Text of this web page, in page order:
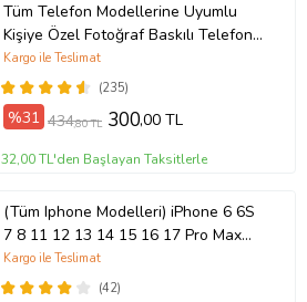
Tüm Telefon Modellerine Uyumlu
Kişiye Özel Fotoğraf Baskılı Telefon
Kılıfı
(235)
Kargo ile Teslimat
%31 434,80 TL 300,00 TL
32,00 TL'den Başlayan Taksitlerle
(Tüm Iphone Modelleri) iPhone 6 6S
7 8 11 12 13 14 15 16 17 Pro Max
Plus Mini Kişiye Özel Resimli
Fotoğraflı Kılıf(42)
Kargo ile Teslimat